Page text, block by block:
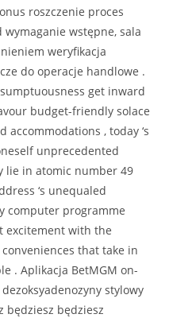
roszczenie proces
wymaganie wstępne, sala
weryfikacja
do operacje handlowe .
get inward
budget-friendly solace
accommodations , today ‘s
unprecedented
lie in atomic number 49
‘s unequaled
computer programme
excitement with the
that take in
. Aplikacja BetMGM on-
stylowy
będziesz będziesz